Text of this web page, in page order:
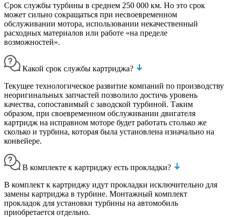
Срок службы турбины в среднем 250 000 км. Но это срок
может сильно сокращаться при несвоевременном
обслуживании мотора, использовании некачественный
расходных материалов или работе «на пределе
возможностей».
Какой срок службы картриджа?
Текущее технологическое развитие компаний по производству
неоригинальных запчастей позволило достичь уровень
качества, сопоставимый с заводской турбиной. Таким
образом, при своевременном обслуживании двигателя
картридж на исправном моторе будет работать столько же
сколько и турбина, которая была установлена изначально на
конвейере.
В комплекте к картриджу есть прокладки?
В комплект к картриджу идут прокладки исключительно для
замены картриджа в турбине. Монтажный комплект
прокладок для установки турбины на автомобиль
приобретается отдельно.